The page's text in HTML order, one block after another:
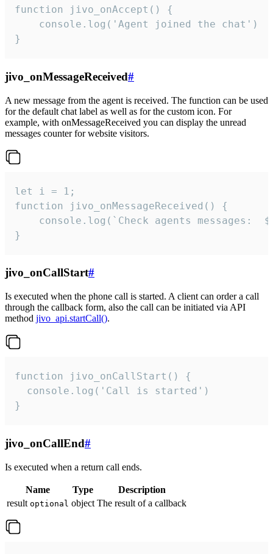
function jivo_onAccept() {
}
jivo_onMessageReceived#
A new message from the agent is received. The function can be used
for the default chat label as well as for the custom icon. For
example, with onMessageReceived you can display the unread
messages counter for website visitors.
let i = 1;
function jivo_onMessageReceived() {
}
jivo_onCallStart#
Is executed when the phone call is started. A client can order a call
through the callback form, also the call can be initiated via API
method jivo_api.startCall().
function jivo_onCallStart() {
  console.log('Call is started')
}
jivo_onCallEnd#
Is executed when a return call ends.
Name Type
Description
result optional object The result of a callback